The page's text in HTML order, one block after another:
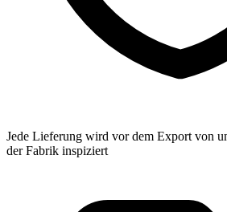
Jede Lieferung wird vor dem Export von
der Fabrik inspiziert